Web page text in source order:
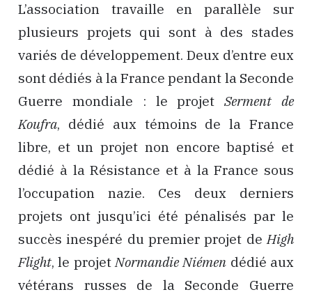
L’association travaille en parallèle sur
plusieurs projets qui sont à des stades
variés de développement. Deux d’entre eux
sont dédiés à la France pendant la Seconde
Guerre mondiale : le projetSerment de
Koufra, dédié aux témoins de la France
libre, et un projet non encore baptisé et
dédié à la Résistance et à la France sous
l’occupation nazie. Ces deux derniers
projets ont jusqu’ici été pénalisés par le
succès inespéré du premier projet deHigh
Flight, le projetNormandie Niémen dédié aux
vétérans russes de la Seconde Guerre